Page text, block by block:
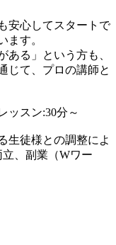
安心してスタートで
ます。
ある」という方も、
じて、プロの講師と
ッスン:30分～
生徒様との調整によ
、副業（Wワー